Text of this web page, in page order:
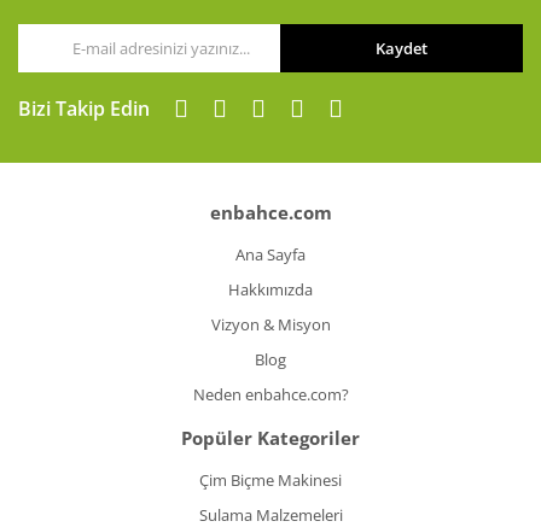
Kaydet
Bizi Takip Edin
enbahce.com
Ana Sayfa
Hakkımızda
Vizyon & Misyon
Blog
Neden enbahce.com?
Popüler Kategoriler
Çim Biçme Makinesi
Sulama Malzemeleri